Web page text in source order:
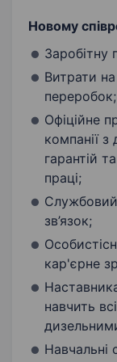
Новому
Заробітну
Витрати
переробок;
Офіційне
компанії
гарантій
праці;
Службовий
зв’язок;
кар'єрне
навчить
Навчальні